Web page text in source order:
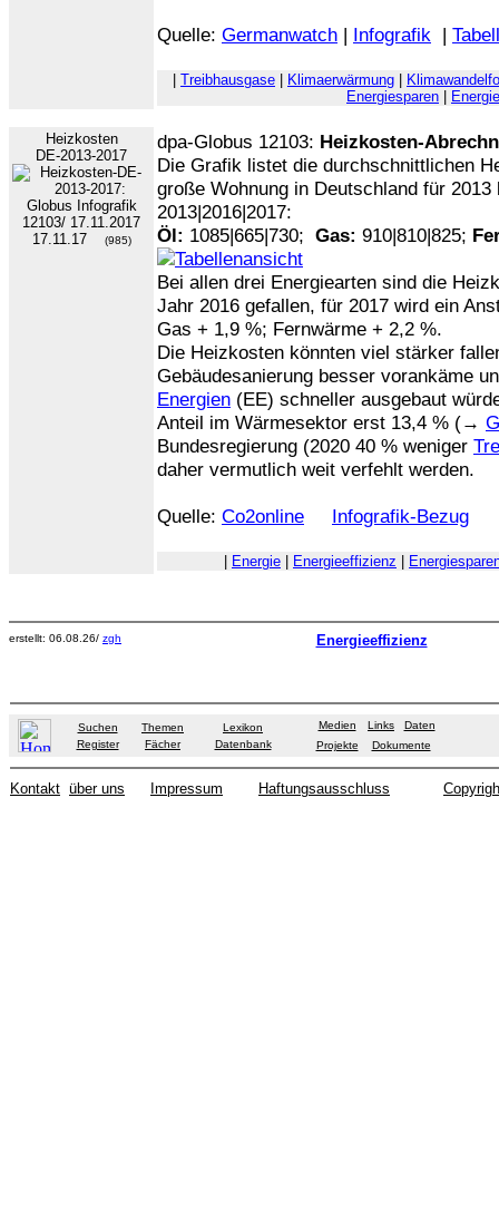
Quelle: Germanwatch | Infografik |
Treibhausgase Klimaerwärmung
Energiesparen
Heizkosten
DE-2013-2017
17.11.17 (985)
dpa-Globus 12103: Heizkosten-
Die Grafik listet die durchschnittlichen
große Wohnung in Deutschland für
2013|2016|2017:
Öl: 1085|665|730; Gas: 910|810|825;
Bei allen drei Energiearten sind die
Jahr 2016 gefallen, für 2017 wird ein
Gas + 1,9 %; Fernwärme + 2,2 %.
Die Heizkosten könnten viel stärker
Gebäudesanierung besser vorankäme
Energien (EE) schneller ausgebaut
Anteil im Wärmesektor erst 13,4 % (→
Bundesregierung (2020 40 % weniger
daher vermutlich weit verfehlt werden.
Quelle: Co2online Infografik-Bezug
Energie Energieeffizienz
erstellt: 06.08.26/ zgh Energieeffizienz
Suchen Themen
Lexikon
Register
Fächer Datenbank
Medien Links
Daten
Projekte
Dokumente
Kontakt über uns Impressum Haftungsausschluss